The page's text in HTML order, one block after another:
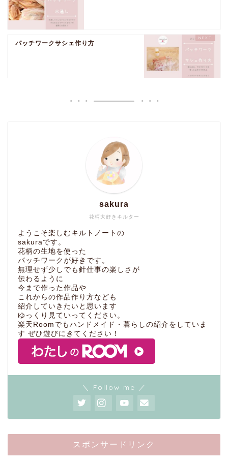
パッチワークサシェ作り方
花柄大好きキルター
sakura
ようこそ楽しむキルトノートの
sakuraです。
花柄の生地を使った
パッチワークが好きです。
無理せず少しでも針仕事の楽しさが
伝わるように
今まで作った作品や
これからの作品作り方なども
紹介していきたいと思います
ゆっくり見ていってください。
楽天Roomでもハンドメイド・暮らしの紹介をしていま
す ぜひ遊びにきてください！
＼ Follow me ／
スポンサードリンク